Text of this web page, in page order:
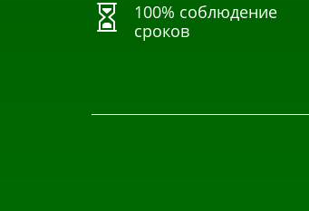

100% соблюдение
сроков